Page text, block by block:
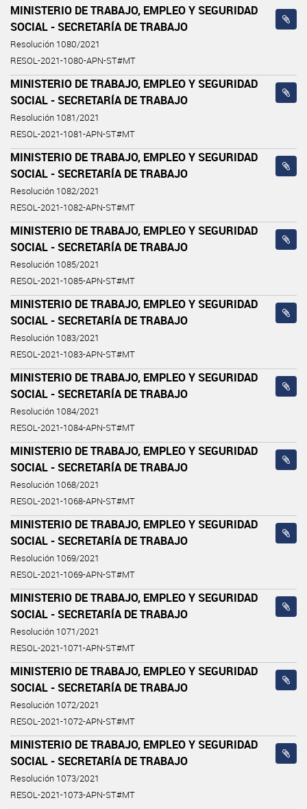
MINISTERIO DE TRABAJO, EMPLEO Y SEGURIDAD
SOCIAL - SECRETARÍA DE TRABAJO
Resolución 1080/2021
RESOL-2021-1080-APN-ST#MT
MINISTERIO DE TRABAJO, EMPLEO Y SEGURIDAD
SOCIAL - SECRETARÍA DE TRABAJO
Resolución 1081/2021
RESOL-2021-1081-APN-ST#MT
MINISTERIO DE TRABAJO, EMPLEO Y SEGURIDAD
SOCIAL - SECRETARÍA DE TRABAJO
Resolución 1082/2021
RESOL-2021-1082-APN-ST#MT
MINISTERIO DE TRABAJO, EMPLEO Y SEGURIDAD
SOCIAL - SECRETARÍA DE TRABAJO
Resolución 1085/2021
RESOL-2021-1085-APN-ST#MT
MINISTERIO DE TRABAJO, EMPLEO Y SEGURIDAD
SOCIAL - SECRETARÍA DE TRABAJO
Resolución 1083/2021
RESOL-2021-1083-APN-ST#MT
MINISTERIO DE TRABAJO, EMPLEO Y SEGURIDAD
SOCIAL - SECRETARÍA DE TRABAJO
Resolución 1084/2021
RESOL-2021-1084-APN-ST#MT
MINISTERIO DE TRABAJO, EMPLEO Y SEGURIDAD
SOCIAL - SECRETARÍA DE TRABAJO
Resolución 1068/2021
RESOL-2021-1068-APN-ST#MT
MINISTERIO DE TRABAJO, EMPLEO Y SEGURIDAD
SOCIAL - SECRETARÍA DE TRABAJO
Resolución 1069/2021
RESOL-2021-1069-APN-ST#MT
MINISTERIO DE TRABAJO, EMPLEO Y SEGURIDAD
SOCIAL - SECRETARÍA DE TRABAJO
Resolución 1071/2021
RESOL-2021-1071-APN-ST#MT
MINISTERIO DE TRABAJO, EMPLEO Y SEGURIDAD
SOCIAL - SECRETARÍA DE TRABAJO
Resolución 1072/2021
RESOL-2021-1072-APN-ST#MT
MINISTERIO DE TRABAJO, EMPLEO Y SEGURIDAD
SOCIAL - SECRETARÍA DE TRABAJO
Resolución 1073/2021
RESOL-2021-1073-APN-ST#MT